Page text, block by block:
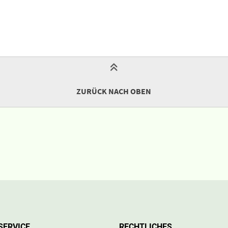
ZURÜCK NACH OBEN